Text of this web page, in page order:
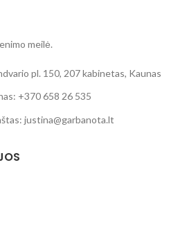
meilė.
pl. 150, 207 kabinetas, Kaunas
+370 658 26 535
justina@garbanota.lt